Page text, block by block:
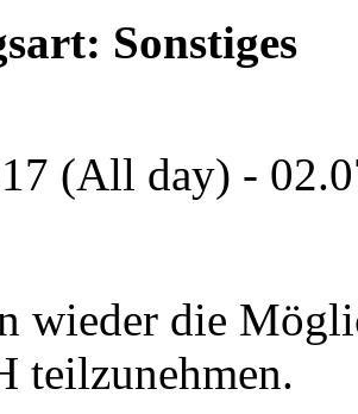
Sonstiges
(All day) -
wieder die
teilzunehmen.